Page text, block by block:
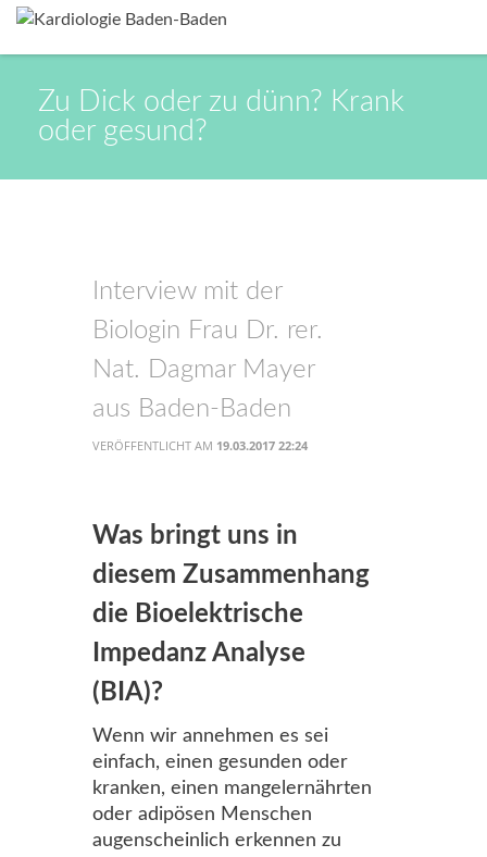
Zu Dick oder zu dünn? Krank
oder gesund?
Interview mit der
Biologin Frau Dr. rer.
Nat. Dagmar Mayer
aus Baden-Baden
VERÖFFENTLICHT AM 19.03.2017 22:24
Was bringt uns in
diesem Zusammenhang
die Bioelektrische
Impedanz Analyse
(BIA)?
Wenn wir annehmen es sei
einfach, einen gesunden oder
kranken, einen mangelernährten
oder adipösen Menschen
augenscheinlich erkennen zu